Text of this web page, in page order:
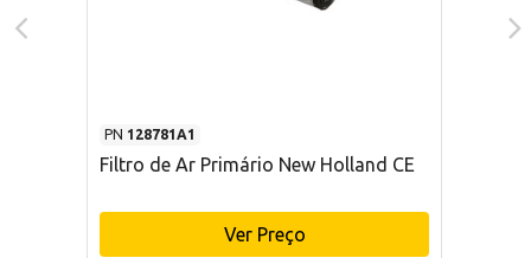
PN 128781A1
Filtro de Ar Primário New Holland CE
Ver Preço